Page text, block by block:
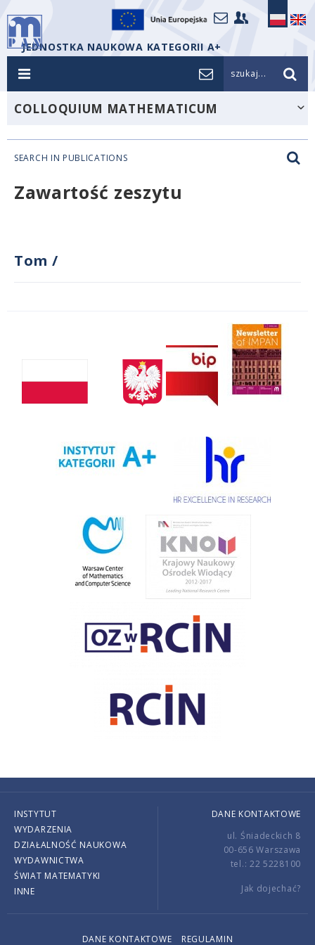
JEDNOSTKA NAUKOWA KATEGORII A+
szukaj...
COLLOQUIUM MATHEMATICUM
SEARCH IN PUBLICATIONS
Zawartość zeszytu
Tom /
INSTYTUT
WYDARZENIA
DZIAŁALNOŚĆ NAUKOWA
WYDAWNICTWA
ŚWIAT MATEMATYKI
INNE
DANE KONTAKTOWE
ul. Śniadeckich 8
00-656 Warszawa
tel.: 22 5228100
Jak dojechać?
DANE KONTAKTOWE REGULAMIN